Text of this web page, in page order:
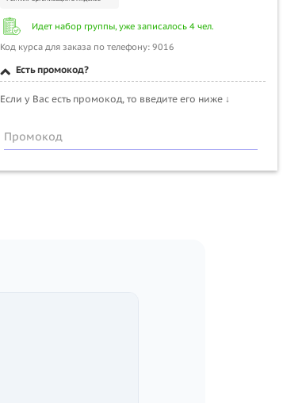
Идет набор группы, уже записалось 4 чел.
Код курса для заказа по телефону: 9016
Есть промокод?
Если у Вас есть промокод, то введите его ниже ↓
Промокод